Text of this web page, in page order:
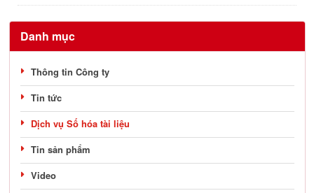
Danh mục
Thông tin Công ty
Tin tức
Dịch vụ Số hóa tài liệu
Tin sản phẩm
Video